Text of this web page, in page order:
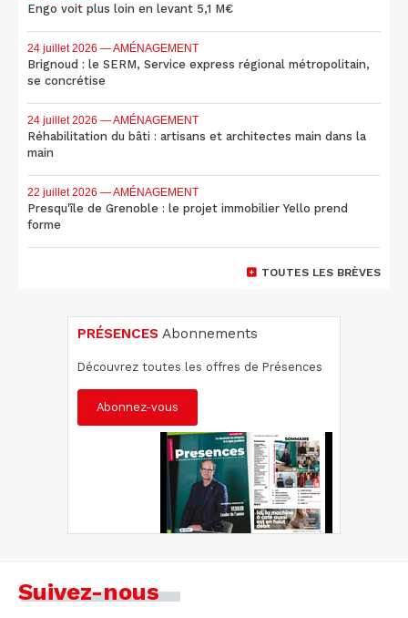
Engo voit plus loin en levant 5,1 M€
24 juillet 2026 — AMÉNAGEMENT
Brignoud : le SERM, Service express régional métropolitain,
se concrétise
24 juillet 2026 — AMÉNAGEMENT
Réhabilitation du bâti : artisans et architectes main dans la
main
22 juillet 2026 — AMÉNAGEMENT
Presqu'île de Grenoble : le projet immobilier Yello prend
forme
TOUTES LES BRÈVES
PRÉSENCES Abonnements
Découvrez toutes les offres de Présences
Abonnez-vous
Suivez-nous